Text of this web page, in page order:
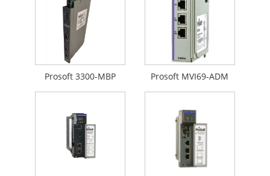
Prosoft 3300-MBP Prosoft MVI69-ADM